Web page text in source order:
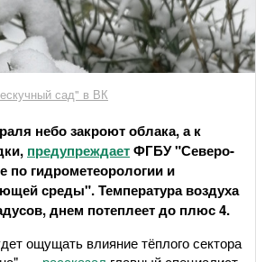
сад" в ВК
небо закроют облака, а к
предупреждаетФГБУ "Северо-
по гидрометеорологии и
среды". Температура воздуха
днем потеплеет до плюс 4.
ощущать влияние тёплого сектора